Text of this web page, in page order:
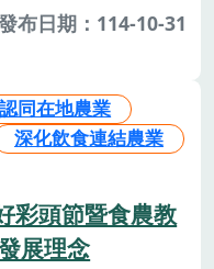
布日期：114-10-31
同在地農業
深化飲食連結農業
彩頭節暨食農教
展理念